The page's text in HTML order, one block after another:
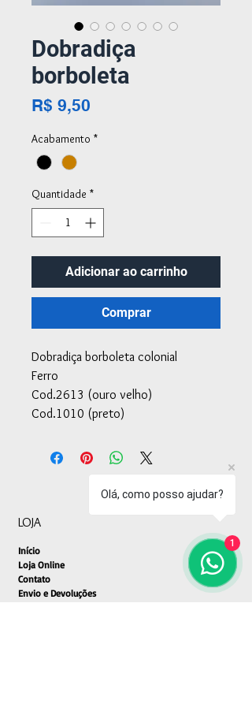
Dobradiça
borboleta
R$ 9,50
Acabamento *
Quantidade *
Adicionar ao carrinho
Comprar
Dobradiça borboleta colonial
Ferro
Cod.2613 (ouro velho)
Cod.1010 (preto)
LOJA
Início
Loja Online
Contato
Envio e Devoluções
Olá, como posso ajudar?
1